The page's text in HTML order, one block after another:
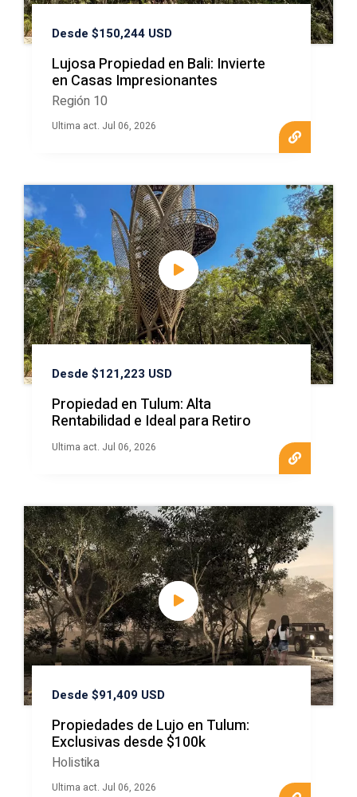
Desde $150,244 USD
Lujosa Propiedad en Bali: Invierte
en Casas Impresionantes
Región 10
Ultima act. Jul 06, 2026
Desde $121,223 USD
Propiedad en Tulum: Alta
Rentabilidad e Ideal para Retiro
Ultima act. Jul 06, 2026
Desde $91,409 USD
Propiedades de Lujo en Tulum:
Exclusivas desde $100k
Holistika
Ultima act. Jul 06, 2026